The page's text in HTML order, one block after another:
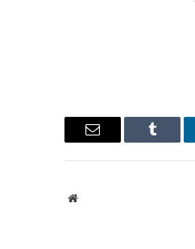
Tumblr
البريد
موقع